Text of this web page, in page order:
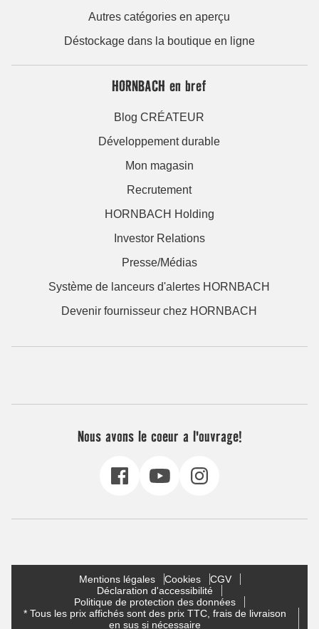
Autres catégories en aperçu
Déstockage dans la boutique en ligne
HORNBACH en bref
Blog CRÉATEUR
Développement durable
Mon magasin
Recrutement
HORNBACH Holding
Investor Relations
Presse/Médias
Système de lanceurs d'alertes HORNBACH
Devenir fournisseur chez HORNBACH
Nous avons le coeur a l'ouvrage!
Mentions légales Cookies
CGV
Déclaration d'accessibilité
Politique de protection des données
* Tous les prix affichés sont des prix TTC, frais de livraison
en sus si nécessaire